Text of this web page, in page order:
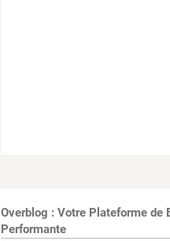
Overblog : Votre Plateforme de
Performante